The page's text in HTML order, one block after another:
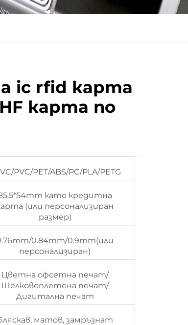
ic rfid карта
карта по
PVC/PET/ABS/PC/PLA/PETG
като кредитна
(или персонализиран
размер)
0.84mm/0.9mm(или
персонализиран)
Цветна офсетна печат/
Шелковоплетена печат/
Дигитална печат
матов, замръзнат